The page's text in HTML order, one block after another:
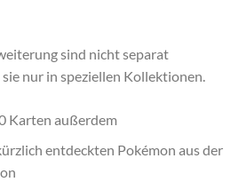
sind nicht separat
nur in speziellen Kollektionen.
Karten außerdem
entdeckten Pokémon aus der